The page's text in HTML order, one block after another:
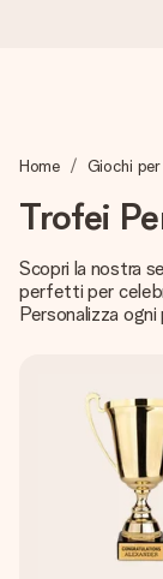
Prepariamo il
conta davvero.
4,7
Biglietto
Realizza
una tua foto o
Home Giochi
Trofei
Scopri la nostra
perfetti per
Personalizza